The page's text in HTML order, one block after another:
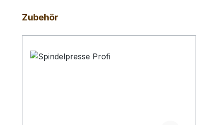
Produktgalerie überspringen
Zubehör